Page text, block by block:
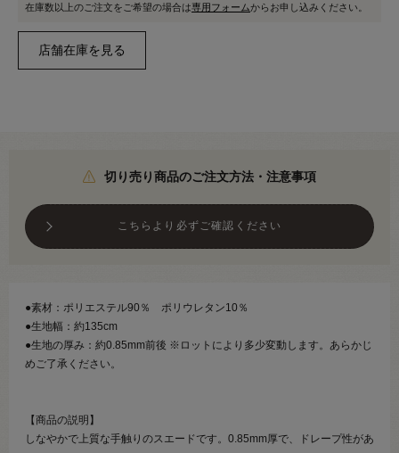
在庫数以上のご注文をご希望の場合は専用フォームからお申し込みください。
切り売り商品のご注文方法・注意事項
こちらより必ずご確認ください
●素材：ポリエステル90％ ポリウレタン10％
●生地幅：約135cm
●生地の厚み：約0.85mm前後 ※ロットにより多少変動します。あらかじ
めご了承ください。
【商品の説明】
しなやかで上質な手触りのスエードです。0.85mm厚で、ドレープ性があ